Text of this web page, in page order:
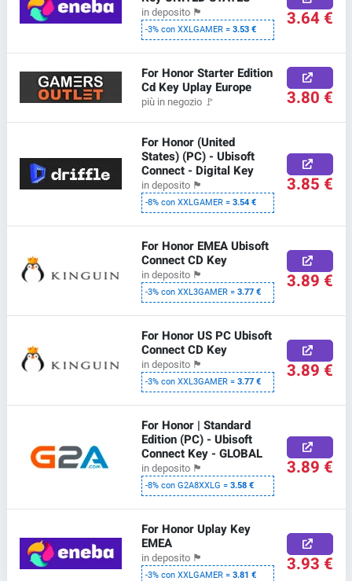
in deposito 🏴
-3% con XXLGAMER =3.53 € 3.64 €
For Honor Starter Edition
Cd Key Uplay Europe
più in negozio 🚩 3.80 €
For Honor (United
States) (PC) - Ubisoft
Connect - Digital Key
in deposito 🏴
-8% con XXLGAMER =3.54 €
3.85 €
For Honor EMEA Ubisoft
Connect CD Key
in deposito 🏴
-3% con XXL3GAMER =3.77 € 3.89 €
For Honor US PC Ubisoft
Connect CD Key
in deposito 🏴
-3% con XXL3GAMER =3.77 € 3.89 €
For Honor | Standard
Edition (PC) - Ubisoft
Connect Key - GLOBAL
in deposito 🏴
-8% con G2A8XXLG =3.58 €
3.89 €
For Honor Uplay Key
EMEA
in deposito 🏴
-3% con XXLGAMER =3.81 € 3.93 €